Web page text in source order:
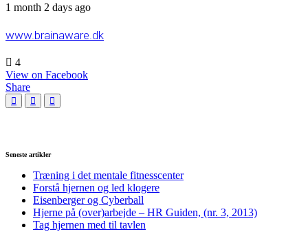
1 month 2 days ago
www.brainaware.dk
4
View on Facebook
Share
Seneste artikler
Træning i det mentale fitnesscenter
Forstå hjernen og led klogere
Eisenberger og Cyberball
Hjerne på (over)arbejde – HR Guiden, (nr. 3, 2013)
Tag hjernen med til tavlen